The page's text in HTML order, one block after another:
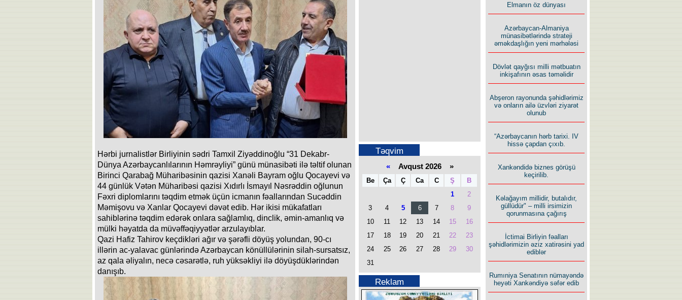
Hərbi jurnalistlər Birliyinin sədri Tamxil Ziyəddinoğlu “31 Dekabr-
Dünya Azərbaycanlılarının Həmrəyliyi” günü münasibəti ilə təltif olunan
Birinci Qarabağ Müharibəsinin qazisi Xanəli Bayram oğlu Qocayevi və
44 günlük Vətən Müharibəsi qazisi Xıdırlı İsmayıl Nəsrəddin oğlunun
Fəxri diplomlarını təqdim etmək üçün icmanın fəallarından Sucəddin
Məmişovu və Xanlar Qocayevi dəvət edib. Hər ikisi mükafatları
sahiblərinə təqdim edərək onlara sağlamlıq, dinclik, əmin-amanlıq və
mülki həyatda da müvəffəqiyyətlər arzulayıblar.
Qazi Hafiz Tahirov keçdikləri ağır və şərəfli döyüş yolundan, 90-cı
illərin ac-yalavac günlərində Azərbaycan könüllülərinin silah-sursatsız,
az qala əliyalın, necə cəsarətlə, ruh yüksəkliyi ilə döyüşdüklərindən
danışıb.
Təqvim
«Avqust 2026 »
Be Ça Ç Ca C Ş
B
1
2
3
4 5 6 7 8
9
10
11 12 13 14 15
16
17
18 19 20 21 22
23
24
25 26 27 28 29
30
31
Reklam
Elmanın öz dünyası
Azərbaycan-Almaniya
münasibətlərində strateji
əməkdaşlığın yeni mərhələsi
Dövlət qayğısı milli mətbuatın
inkişafının əsas təməlidir
Abşeron rayonunda şəhidlərimiz
və onların ailə üzvləri ziyarət
olunub
“Azərbaycanın hərb tarixi. IV
hissə çapdan çıxıb.
Xankəndidə biznes görüşü
keçirilib.
Kəlağayım millidir, butalıdır,
güllüdür" – milli irsimizin
qorunmasına çağırış
İctimai Birliyin fəalları
şəhidlərimizin əziz xatirəsini yad
ediblər
Rumıniya Senatının nümayəndə
heyəti Xankəndiyə səfər edib